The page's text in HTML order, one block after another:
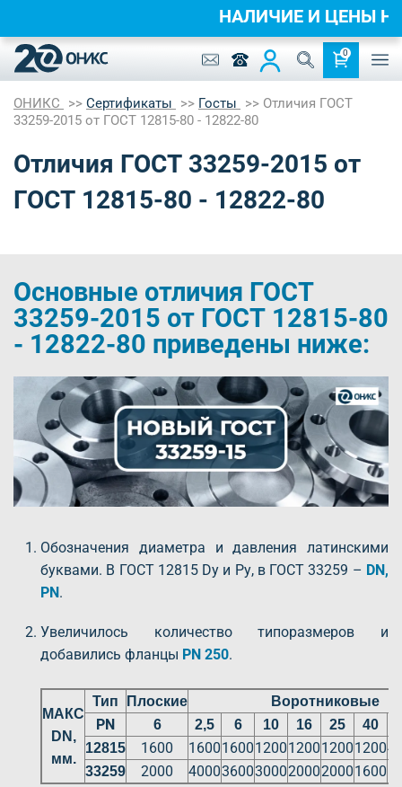
0
ОНИКС Сертификаты Госты
Отличия ГОСТ
33259-2015 от ГОСТ 12815-80 - 12822-80
Отличия ГОСТ 33259-2015 от
ГОСТ 12815-80 - 12822-80
Основные отличия ГОСТ
33259-2015 от ГОСТ 12815-80
- 12822-80 приведены ниже:
Обозначения диаметра и давления латинскими
буквами. В ГОСТ 12815 Dу и Ру, в ГОСТ 33259 – DN,
PN.
Увеличилось количество типоразмеров и
добавились фланцы PN 250.
МАКС
DN,
мм.
Тип Плоские Воротниковые
PN 6 2,5 6 10 16 25 40
12815
1600 160016001200120012001200
33259 2000 400036003000200020001600
НАЛИЧИЕ И